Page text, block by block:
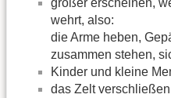
wehrt, also:
die Arme heben,
zusammen stehen,
Kinder und kleine
das Zelt